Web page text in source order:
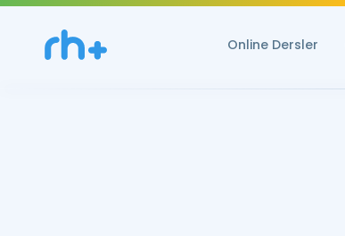
Online Dersler